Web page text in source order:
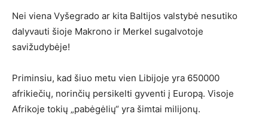
Nei viena Vyšegrado ar kita Baltijos valstybė nesutiko
dalyvauti šioje Makrono ir Merkel sugalvotoje
savižudybėje!
Priminsiu, kad šiuo metu vien Libijoje yra 650000
afrikiečių, norinčių persikelti gyventi į Europą. Visoje
Afrikoje tokių „pabėgėlių“ yra šimtai milijonų.